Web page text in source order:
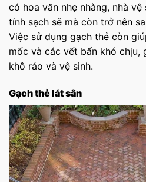
có hoa văn nhẹ nhàng, nhà
tính sạch sẽ mà còn trở nên
Việc sử dụng gạch thẻ còn
mốc và các vết bẩn khó chịu,
khô ráo và vệ sinh.
Gạch thẻ lát sân